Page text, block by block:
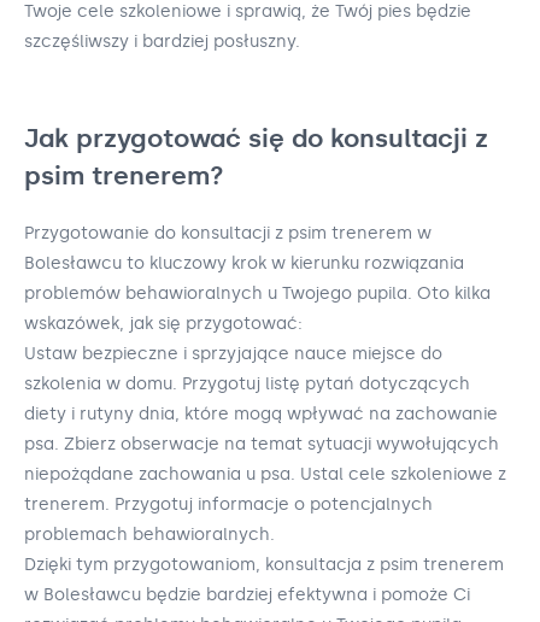
Twoje cele szkoleniowe i sprawią, że Twój pies będzie
szczęśliwszy i bardziej posłuszny.
Jak przygotować się do konsultacji z
psim trenerem?
Przygotowanie do konsultacji z psim trenerem w
Bolesławcu to kluczowy krok w kierunku rozwiązania
problemów behawioralnych u Twojego pupila. Oto kilka
wskazówek, jak się przygotować:
Ustaw bezpieczne i sprzyjające nauce miejsce do
szkolenia w domu. Przygotuj listę pytań dotyczących
diety i rutyny dnia, które mogą wpływać na zachowanie
psa. Zbierz obserwacje na temat sytuacji wywołujących
niepożądane zachowania u psa. Ustal cele szkoleniowe z
trenerem. Przygotuj informacje o potencjalnych
problemach behawioralnych.
Dzięki tym przygotowaniom, konsultacja z psim trenerem
w Bolesławcu będzie bardziej efektywna i pomoże Ci